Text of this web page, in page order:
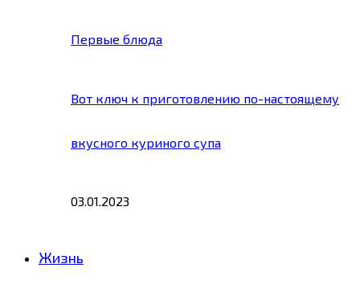
Первые блюда
Вот ключ к приготовлению по-настоящему
вкусного куриного супа
03.01.2023
Жизнь